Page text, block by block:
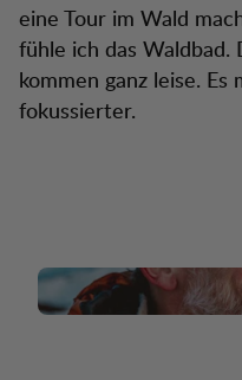
eine Tour im Wald
fühle ich das Waldbad.
kommen ganz leise.
fokussierter.